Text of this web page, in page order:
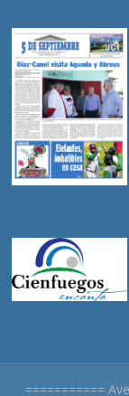
===========